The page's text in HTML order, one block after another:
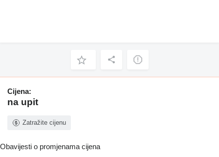
Cijena:
na upit
Zatražite cijenu
Obavijesti o promjenama cijena